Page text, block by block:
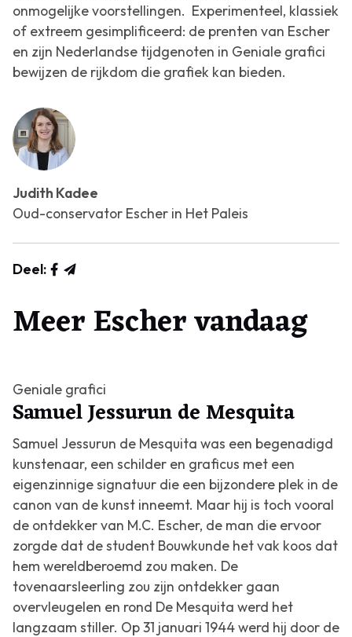
onmogelijke voorstellingen. Experimenteel, klassiek
of extreem gesimplificeerd: de prenten van Escher
en zijn Nederlandse tijdgenoten in Geniale grafici
bewijzen de rijkdom die grafiek kan bieden.
Judith Kadee
Oud-conservator Escher in Het Paleis
Deel:
Meer Escher vandaag
Geniale grafici
Samuel Jessurun de Mesquita
Samuel Jessurun de Mesquita was een begenadigd
kunstenaar, een schilder en graficus met een
eigenzinnige signatuur die een bijzondere plek in de
canon van de kunst inneemt. Maar hij is toch vooral
de ontdekker van M.C. Escher, de man die ervoor
zorgde dat de student Bouwkunde het vak koos dat
hem wereldberoemd zou maken. De
tovenaarsleerling zou zijn ontdekker gaan
overvleugelen en rond De Mesquita werd het
langzaam stiller. Op 31 januari 1944 werd hij door de